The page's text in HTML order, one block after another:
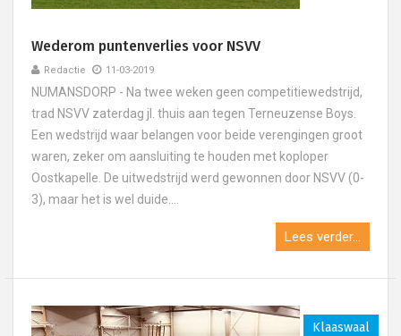
Wederom puntenverlies voor NSVV
Redactie 11-03-2019
NUMANSDORP - Na twee weken geen competitiewedstrijd,
trad NSVV zaterdag jl. thuis aan tegen Terneuzense Boys.
Een wedstrijd waar belangen voor beide verengingen groot
waren, zeker om aansluiting te houden met koploper
Oostkapelle. De uitwedstrijd werd gewonnen door NSVV (0-
3), maar het is wel duide....
Lees verder...
Klaaswaal